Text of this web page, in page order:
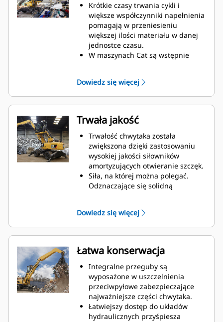
Krótkie czasy trwania cykli i
większe współczynniki napełnienia
pomagają w przeniesieniu
większej ilości materiału w danej
jednostce czasu.
W maszynach Cat są wstępnie
maksymalizujące synergię i
wydajność maszyny oraz chwytaka.
Dowiedz się więcej
Trwała jakość
Trwałość chwytaka została
zwiększona dzięki zastosowaniu
wysokiej jakości siłowników
amortyzujących otwieranie szczęk.
Siła, na której można polegać.
Odznaczające się solidną
jakości stali odpornej na przetarcia
i zużycie spowodowane kontaktem
metalowych powierzchni.
Dowiedz się więcej
Łatwa konserwacja
Integralne przeguby są
wyposażone w uszczelnienia
przeciwpyłowe zabezpieczające
najważniejsze części chwytaka.
Łatwiejszy dostęp do układów
hydraulicznych przyśpiesza